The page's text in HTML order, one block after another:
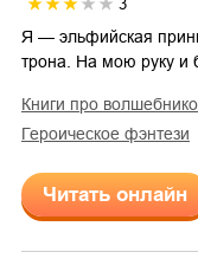
3
Я — эльфийская
трона. На мою руку и
книги про
героическое фэнтези
Читать онлайн